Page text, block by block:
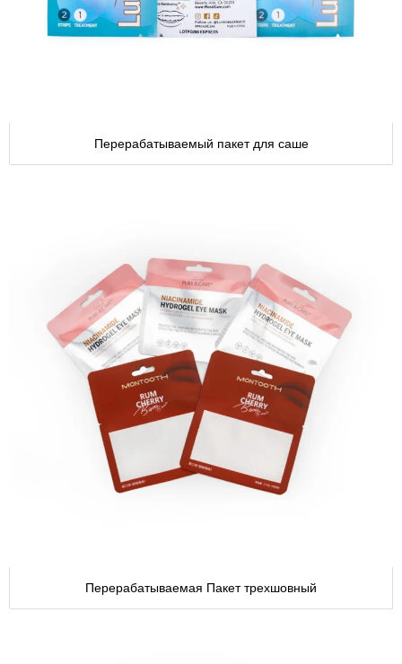
Перерабатываемый пакет для саше
Перерабатываемая Пакет трехшовный